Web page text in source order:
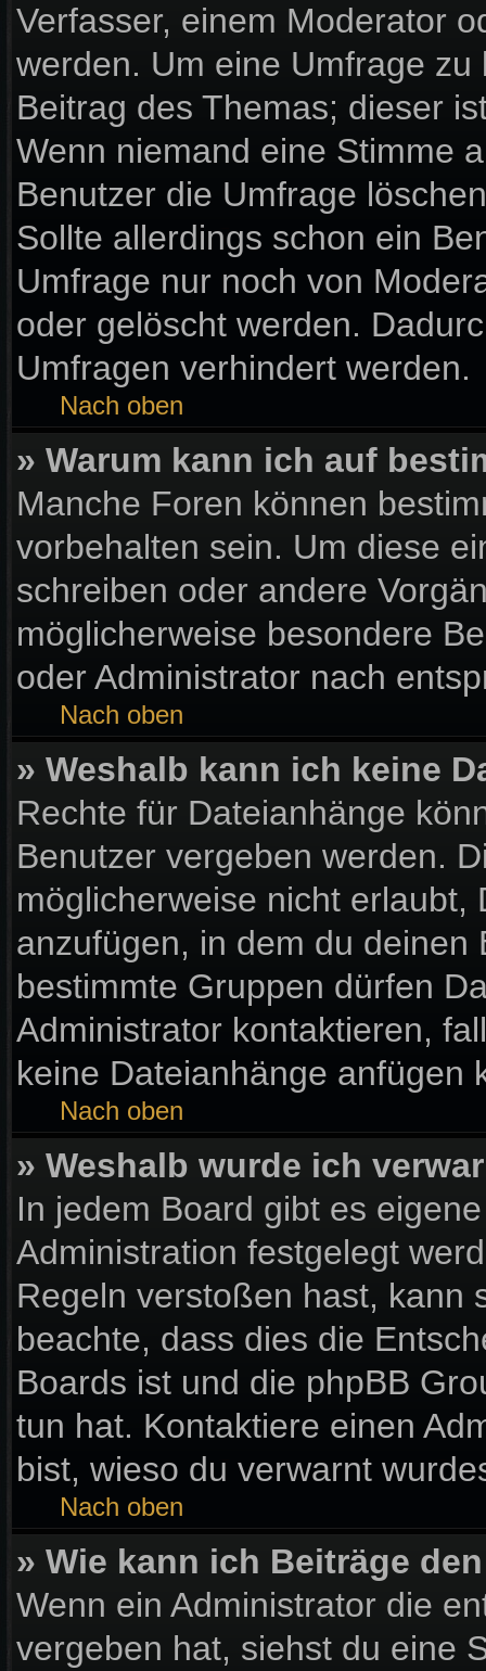
Verfasser, einem Moderator
werden. Um eine Umfrage
Beitrag des Themas; dieser
Wenn niemand eine Stimme
Benutzer die Umfrage
Sollte allerdings schon ein
Umfrage nur noch von
oder gelöscht werden.
Umfragen verhindert werden.
Nach oben
» Warum kann ich auf
Manche Foren können
vorbehalten sein. Um diese
schreiben oder andere
möglicherweise besondere
oder Administrator nach
Nach oben
» Weshalb kann ich keine
Rechte für Dateianhänge
Benutzer vergeben werden.
möglicherweise nicht
anzufügen, in dem du
bestimmte Gruppen dürfen
Administrator kontaktieren,
keine Dateianhänge anfügen
Nach oben
» Weshalb wurde ich
In jedem Board gibt es
Administration festgelegt
Regeln verstoßen hast, kann
beachte, dass dies die
Boards ist und die phpBB
tun hat. Kontaktiere einen
bist, wieso du verwarnt
Nach oben
» Wie kann ich Beiträge
Wenn ein Administrator die
vergeben hat, siehst du eine